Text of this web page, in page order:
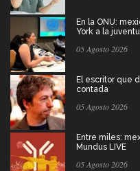
En la ONU:
York a la
05 Agosto 2026
El escritor que
contada
05 Agosto 2026
Entre miles:
Mundus LIVE
05 Agosto 2026